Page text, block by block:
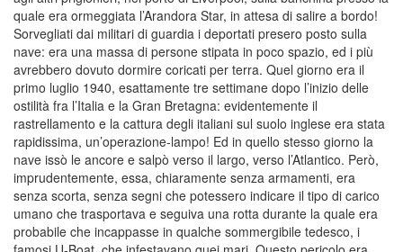
quale era ormeggiata l’Arandora Star, in attesa di salire a bordo!
Sorvegliati dai militari di guardia i deportati presero posto sulla
nave: era una massa di persone stipata in poco spazio, ed i più
avrebbero dovuto dormire coricati per terra. Quel giorno era il
primo luglio 1940, esattamente tre settimane dopo l’inizio delle
ostilità fra l’Italia e la Gran Bretagna: evidentemente il
rastrellamento e la cattura degli italiani sul suolo inglese era stata
rapidissima, un’operazione-lampo! Ed in quello stesso giorno la
nave issò le ancore e salpò verso il largo, verso l’Atlantico. Però,
imprudentemente, essa, chiaramente senza armamenti, era
senza scorta, senza segni che potessero indicare il tipo di carico
umano che trasportava e seguiva una rotta durante la quale era
probabile che incappasse in qualche sommergibile tedesco, i